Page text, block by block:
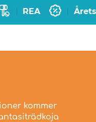
REA
kommer